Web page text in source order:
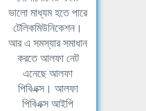
ভালো মাধ্যম হতে পারে
টেলিকমিউনিকেশন।
আর এ সমস্যার সমাধান
করতে আলফা নেট
এনেছে আলফা
পিবিএক্স। আলফা
পিবিএক্স আইপি